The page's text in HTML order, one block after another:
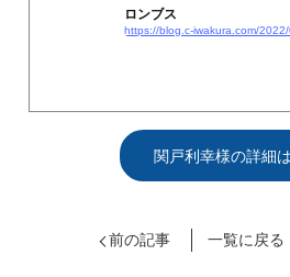
ロンブス
関戸利幸様の詳細
前の記事 一覧に戻る